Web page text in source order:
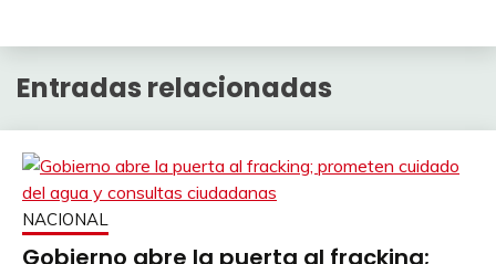
Entradas relacionadas
NACIONAL
Gobierno abre la puerta al fracking;